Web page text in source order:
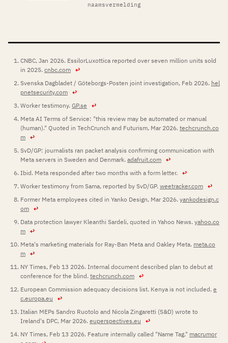
naamsvermelding
CNBC, Jan 2026. EssilorLuxottica reported over seven million units sold
in 2025.cnbc.com ↩
Svenska Dagbladet / Göteborgs-Posten joint investigation, Feb 2026. hel
pnetsecurity.com ↩
Worker testimony.GP.se
↩
Meta AI Terms of Service: "this review may be automated or manual
(human)." Quoted in TechCrunch and Futurism, Mar 2026.techcrunch.co
m ↩
SvD/GP: journalists ran packet analysis confirming communication with
Meta servers in Sweden and Denmark.adafruit.com ↩
Ibid. Meta responded after two months with a form letter. ↩
Worker testimony from Sama, reported by SvD/GP.weetracker.com ↩
Former Meta employees cited in Yanko Design, Mar 2026.yankodesign.c
om ↩
Data protection lawyer Kleanthi Sardeli, quoted in Yahoo News.yahoo.co
m ↩
Meta's marketing materials for Ray-Ban Meta and Oakley Meta. meta.co
m ↩
NY Times, Feb 13 2026. Internal document described plan to debut at
conference for the blind.techcrunch.com ↩
European Commission adequacy decisions list. Kenya is not included.e
c.europa.eu
↩
Italian MEPs Sandro Ruotolo and Nicola Zingaretti (S&D) wrote to
Ireland's DPC, Mar 2026.euperspectives.eu
↩
NY Times, Feb 13 2026. Feature internally called "Name Tag." macrumor